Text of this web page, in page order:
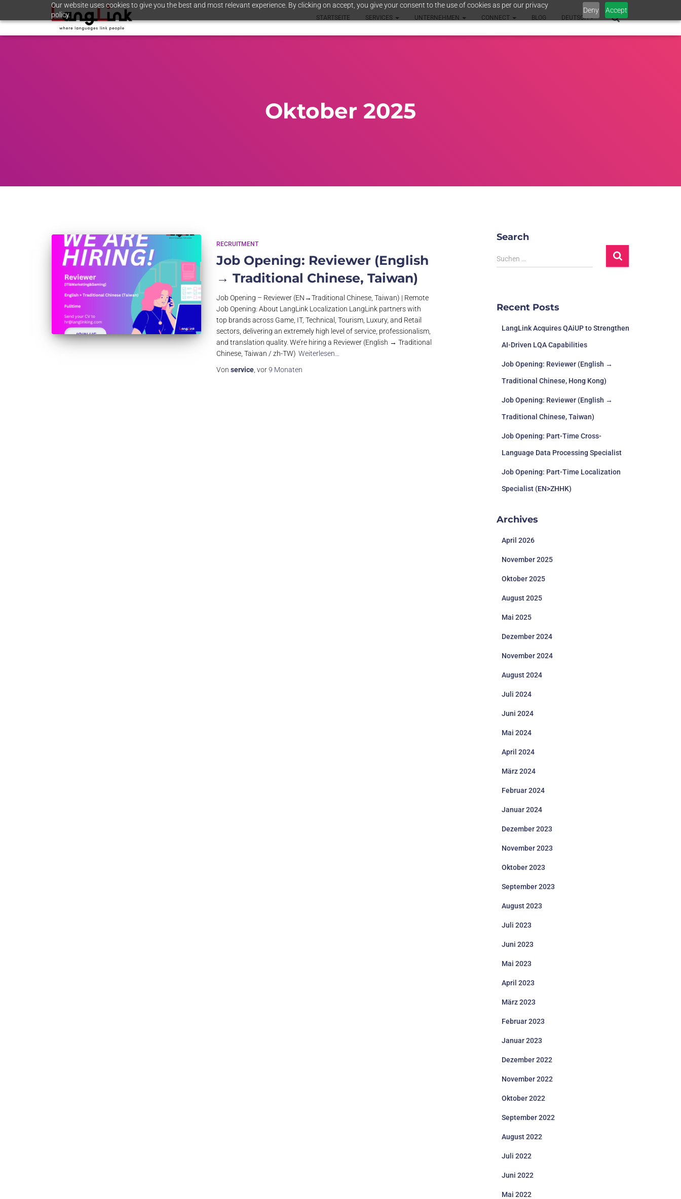
Our website uses cookies to give you the best and most relevant experience. By clicking on accept, you give your consent to the use of cookies as per our privacy
policy.
Deny Accept
STARTSEITE SERVICES UNTERNEHMEN CONNECT BLOG DEUTSCH
Oktober 2025
RECRUITMENT
Job Opening: Reviewer (English
→ Traditional Chinese, Taiwan)
Job Opening – Reviewer (EN→Traditional Chinese, Taiwan) | Remote
Job Opening: About LangLink Localization LangLink partners with
top brands across Game, IT, Technical, Tourism, Luxury, and Retail
sectors, delivering an extremely high level of service, professionalism,
and translation quality. We’re hiring a Reviewer (English → Traditional
Chinese, Taiwan / zh-TW) Weiterlesen…
Von service , vor9 Monaten
Search
Suchen …
Recent Posts
LangLink Acquires QAiUP to Strengthen
AI-Driven LQA Capabilities
Job Opening: Reviewer (English →
Traditional Chinese, Hong Kong)
Job Opening: Reviewer (English →
Traditional Chinese, Taiwan)
Job Opening: Part-Time Cross-
Language Data Processing Specialist
Job Opening: Part-Time Localization
Specialist (EN>ZHHK)
Archives
April 2026
November 2025
Oktober 2025
August 2025
Mai 2025
Dezember 2024
November 2024
August 2024
Juli 2024
Juni 2024
Mai 2024
April 2024
März 2024
Februar 2024
Januar 2024
Dezember 2023
November 2023
Oktober 2023
September 2023
August 2023
Juli 2023
Juni 2023
Mai 2023
April 2023
März 2023
Februar 2023
Januar 2023
Dezember 2022
November 2022
Oktober 2022
September 2022
August 2022
Juli 2022
Juni 2022
Mai 2022